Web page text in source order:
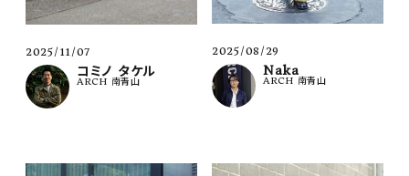
ACCOUNT MENU
meeting_room ログイン 会員登録
2025/11/07
コミノ タケル
ARCH 南青山
2025/08/29
Naka
ARCH 南青山